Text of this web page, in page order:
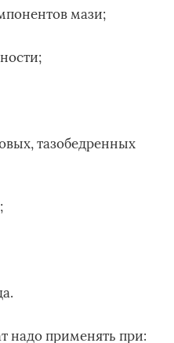
мази;
тазобедренных
надо применять при: